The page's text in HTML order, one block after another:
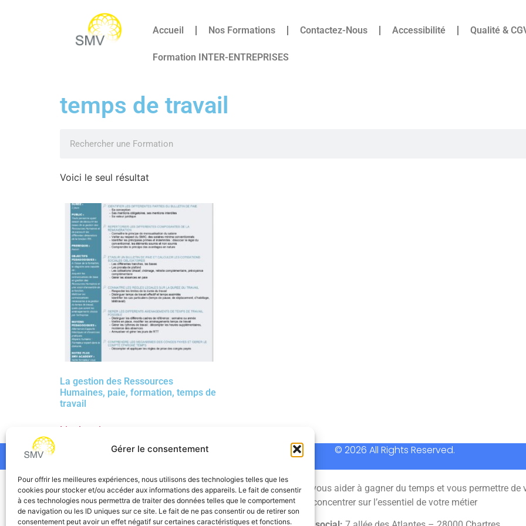
Gérer le consentement
Pour offrir les meilleures expériences, nous utilisons des technologies telles que les
cookies pour stocker et/ou accéder aux informations des appareils. Le fait de consentir
à ces technologies nous permettra de traiter des données telles que le comportement
de navigation ou les ID uniques sur ce site. Le fait de ne pas consentir ou de retirer son
consentement peut avoir un effet négatif sur certaines caractéristiques et fonctions.
Accueil Nos Formations Contactez-Nous Accessibilité Qualité &
Formation INTER-ENTREPRISES
temps de travail
Voici le seul résultat
La gestion des Ressources
Humaines, paie, formation, temps de
travail
Lire la suite
© 2026 All Rights Reserved.
SMV permet de vous aider à gagner du temps et vous permettre de
concentrer sur l’essentiel de votre métier